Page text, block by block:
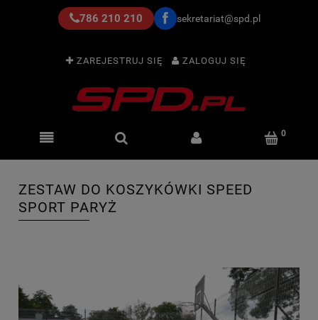
786 210 210 sekretariat@spd.pl
ZAREJESTRUJ SIĘ ZALOGUJ SIĘ
ZESTAW DO KOSZYKÓWKI SPEED
SPORT PARYŻ